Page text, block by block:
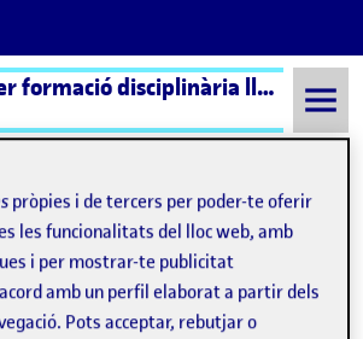
Comp. per formació disciplinària llengua i literatura cat.
1 Núria Morda Ruiz
Ruiz
pròpies i de tercers per poder-te oferir
les funcionalitats del lloc web, amb
i per mostrar-te publicitat
amb un perfil elaborat a partir dels
Pots acceptar, rebutjar o